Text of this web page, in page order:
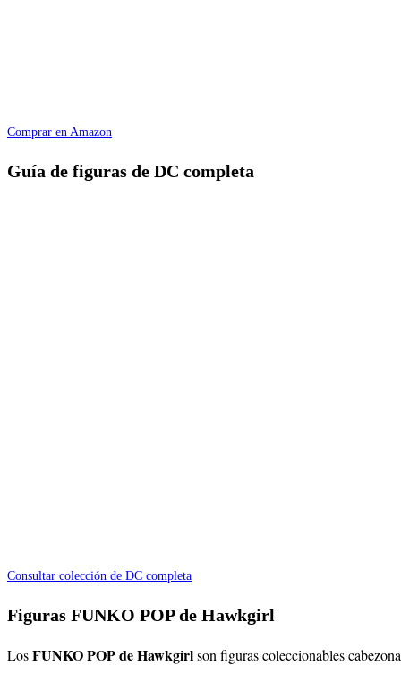
Comprar en Amazon
Guía de figuras de DC completa
Consultar colección de DC completa
Figuras FUNKO POP de Hawkgirl
LosFUNKO POP de Hawkgirlson figuras coleccionables